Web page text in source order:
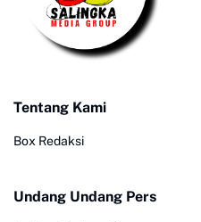
Tentang Kami
Box Redaksi
Undang Undang Pers